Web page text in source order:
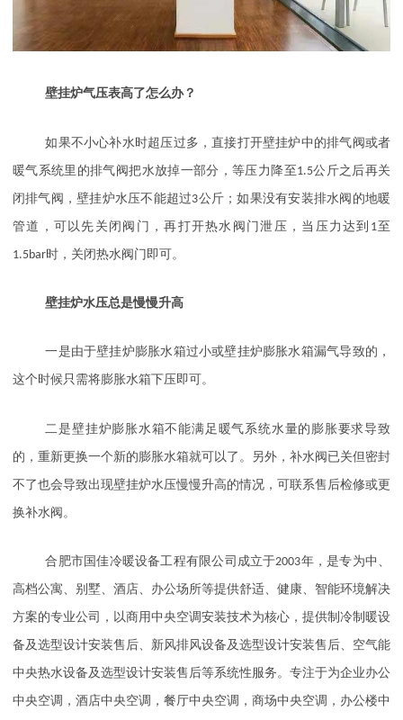
壁挂炉气压表高了怎么办？
如果不小心补水时超压过多，直接打开壁挂炉中的排气阀或者
暖气系统里的排气阀把水放掉一部分，等压力降至 1.5公斤之后再关
闭排气阀，壁挂炉水压不能超过3公斤；如果没有安装排水阀的地暖
管道，可以先关闭阀门，再打开热水阀门泄压，当压力达到 1至
1.5bar时，关闭热水阀门即可。
壁挂炉水压总是慢慢升高
一是由于壁挂炉膨胀水箱过小或壁挂炉膨胀水箱漏气导致的，
这个时候只需将膨胀水箱下压即可。
二是壁挂炉膨胀水箱不能满足暖气系统水量的膨胀要求导致
的，重新更换一个新的膨胀水箱就可以了。另外，补水阀已关但密封
不了也会导致出现壁挂炉水压慢慢升高的情况，可联系售后检修或更
换补水阀。
合肥市国佳冷暖设备工程有限公司成立于2003年，是专为中、
高档公寓、别墅、酒店、办公场所等提供舒适、健康、智能环境解决
方案的专业公司，以商用中央空调安装技术为核心，提供制冷制暖设
备及选型设计安装售后、新风排风设备及选型设计安装售后、空气能
中央热水设备及选型设计安装售后等系统性服务。专注于为企业办公
中央空调，酒店中央空调，餐厅中央空调，商场中央空调，办公楼中